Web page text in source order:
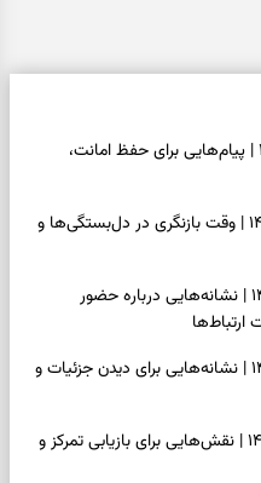
فال انبیا امروز پنجشنبه ۱۵ مرداد ۱۴۰۵ | پیام‌هایی برای حفظ امانت،
فال حافظ امروز پنج‌شنبه ۱۵ مرداد ۱۴۰۵ | وقت بازنگری در دل‌بستگی‌ها و
فال اسم امروز چهارشنبه ۱۴ مرداد ۱۴۰۵ | نشانه‌هایی درباره حضور
فال چای امروز چهارشنبه ۱۴ مرداد ۱۴۰۵ | نشانه‌هایی برای دیدن جزئیات و
فال قهوه امروز چهارشنبه ۱۴ مرداد ۱۴۰۵ | نقش‌هایی برای بازیابی تمرکز و